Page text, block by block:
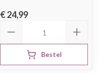
€ 24,99
Bestel